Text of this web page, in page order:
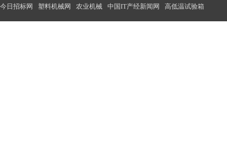
今日招标网
塑料机械网 农业机械 中国IT产经新闻网 高低温试验箱